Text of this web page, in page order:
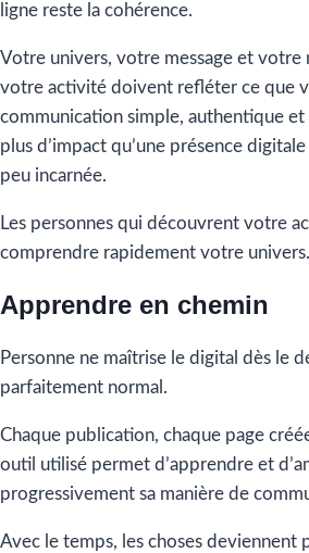
ligne reste la cohérence.
Votre univers, votre message et votre
votre activité doivent refléter ce que
communication simple, authentique
plus d’impact qu’une présence
peu incarnée.
Les personnes qui découvrent votre
comprendre rapidement votre univers.
Apprendre en chemin
Personne ne maîtrise le digital dès le
parfaitement normal.
Chaque publication, chaque page
outil utilisé permet d’apprendre et
progressivement sa manière de
Avec le temps, les choses deviennent